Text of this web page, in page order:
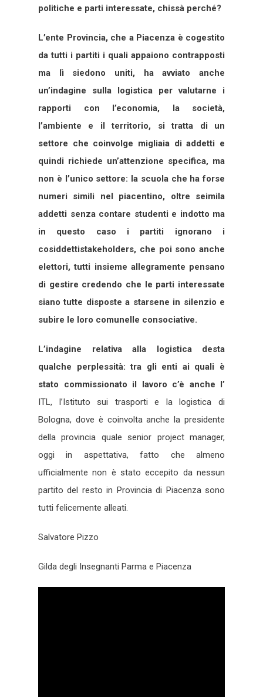
politiche e parti interessate, chissà perché?
L’ente Provincia, che a Piacenza è cogestito
da tutti i partiti i quali appaiono contrapposti
ma lì siedono uniti, ha avviato anche
un’indagine sulla logistica per valutarne i
rapporti con l’economia, la società,
l’ambiente e il territorio, si tratta di un
settore che coinvolge migliaia di addetti e
quindi richiede un’attenzione specifica, ma
non è l’unico settore: la scuola che ha forse
numeri simili nel piacentino, oltre seimila
addetti senza contare studenti e indotto ma
in questo caso i partiti ignorano i
cosiddettistakeholders, che poi sono anche
elettori, tutti insieme allegramente pensano
di gestire credendo che le parti interessate
siano tutte disposte a starsene in silenzio e
subire le loro comunelle consociative.
L’indagine relativa alla logistica desta
qualche perplessità: tra gli enti ai quali è
stato commissionato il lavoro c’è anche l’
ITL, l’Istituto sui trasporti e la logistica di
Bologna, dove è coinvolta anche la presidente
della provincia quale senior project manager,
oggi in aspettativa, fatto che almeno
ufficialmente non è stato eccepito da nessun
partito del resto in Provincia di Piacenza sono
tutti felicemente alleati.
Salvatore Pizzo
Gilda degli Insegnanti Parma e Piacenza